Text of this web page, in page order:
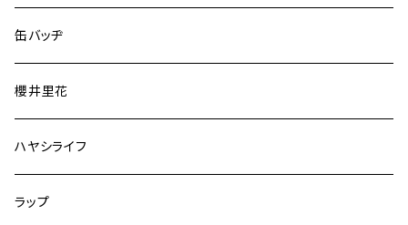
缶バッヂ
櫻井里花
ハヤシライフ
ラップ